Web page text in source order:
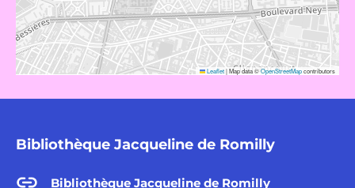
Leaflet|Map data ©OpenStreetMapcontributors
Bibliothèque Jacqueline de Romilly
Bibliothèque Jacqueline de Romilly